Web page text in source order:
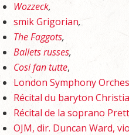
Wozzeck,
smik Grigorian,
The Faggots,
Ballets russes,
Cosi fan tutte,
London Symphony
Récital du baryton
Récital de la soprano
OJM, dir. Duncan Ward,